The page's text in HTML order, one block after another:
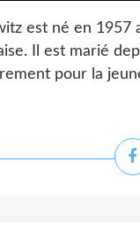
est né en 1957
Il est marié
pour la